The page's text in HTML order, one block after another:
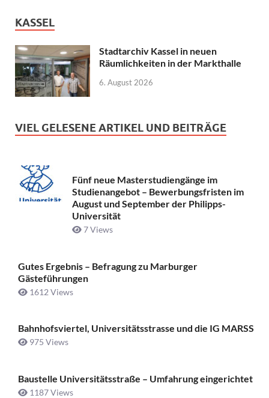
KASSEL
Stadtarchiv Kassel in neuen
Räumlichkeiten in der Markthalle
6. August 2026
VIEL GELESENE ARTIKEL UND BEITRÄGE
Fünf neue Masterstudiengänge im
Studienangebot – Bewerbungsfristen im
August und September der Philipps-
Universität
7 Views
Gutes Ergebnis – Befragung zu Marburger
Gästeführungen
1612 Views
Bahnhofsviertel, Universitätsstrasse und die IG MARSS
975 Views
Baustelle Universitätsstraße ­– Umfahrung eingerichtet
1187 Views